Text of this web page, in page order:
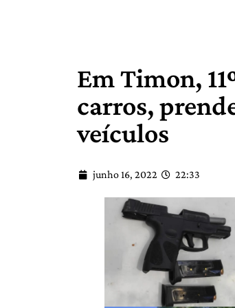
Em Timon,
carros,
veículos
junho 16, 2022 22:33